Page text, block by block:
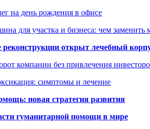
на день рождения в офисе
для участка и бизнеса: чем заменить
реконструкции открыт лечебный
компании без привлечения
симптомы и лечение
новая стратегия развития
гуманитарной помощи в мире